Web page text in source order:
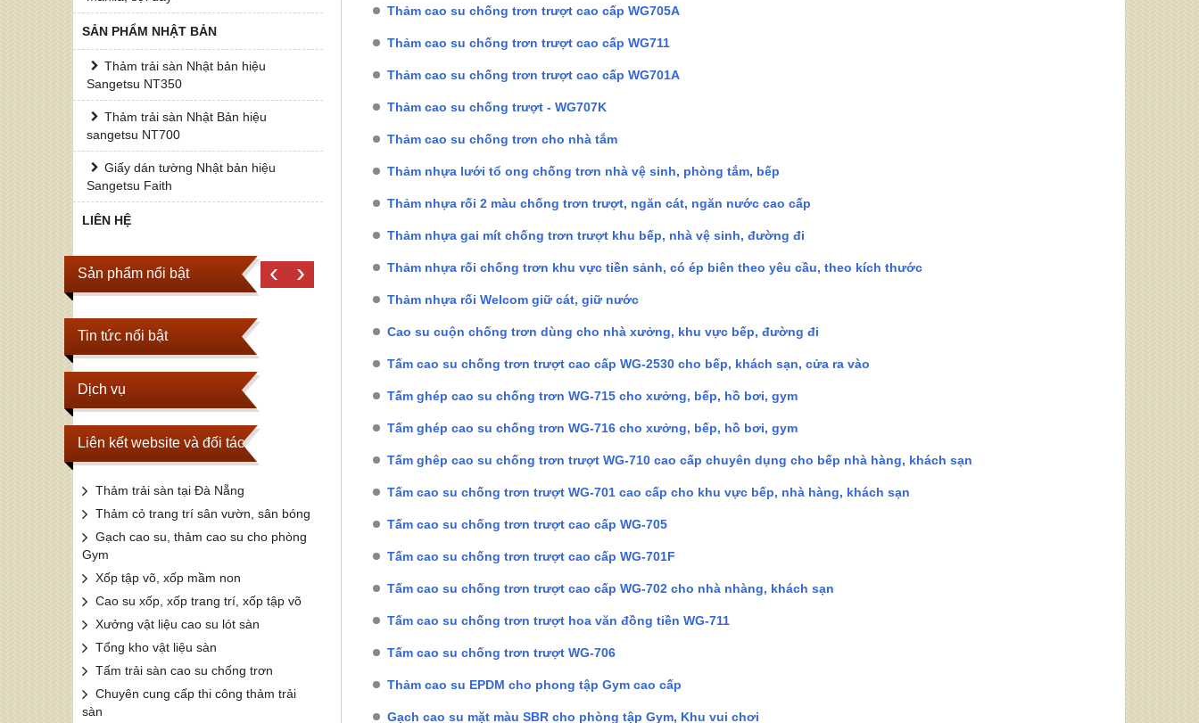
SẢN PHẨM NHẬT BẢN
Thảm trải sàn Nhật bản hiệu
Sangetsu NT350
Thảm trải sàn Nhật Bản hiệu
sangetsu NT700
Giấy dán tường Nhật bản hiệu
Sangetsu Faith
LIÊN HỆ
Sản phẩm nổi bật ‹ ›
Tin tức nổi bật
Dịch vụ
Liên kết website và đối tác
Thảm trải sàn tại Đà Nẵng
Thảm cỏ trang trí sân vườn, sân bóng
Gạch cao su, thảm cao su cho phòng
Gym
Xốp tập võ, xốp mầm non
Cao su xốp, xốp trang trí, xốp tập võ
Xưởng vật liệu cao su lót sàn
Tổng kho vật liệu sàn
Tấm trải sàn cao su chống trơn
Chuyên cung cấp thi công thảm trải
sàn
Thảm cao su chống trơn trượt cao cấp WG705A
Thảm cao su chống trơn trượt cao cấp WG711
Thảm cao su chống trơn trượt cao cấp WG701A
Thảm cao su chống trượt - WG707K
Thảm cao su chống trơn cho nhà tắm
Thảm nhựa lưới tổ ong chống trơn nhà vệ sinh, phòng tắm, bếp
Thảm nhựa rối 2 màu chống trơn trượt, ngăn cát, ngăn nước cao cấp
Thảm nhựa gai mít chống trơn trượt khu bếp, nhà vệ sinh, đường đi
Thảm nhựa rối chống trơn khu vực tiền sảnh, có ép biên theo yêu cầu, theo kích thước
Thảm nhựa rối Welcom giữ cát, giữ nước
Cao su cuộn chống trơn dùng cho nhà xưởng, khu vực bếp, đường đi
Tấm cao su chống trơn trượt cao cấp WG-2530 cho bếp, khách sạn, cửa ra vào
Tấm ghép cao su chống trơn WG-715 cho xưởng, bếp, hồ bơi, gym
Tấm ghép cao su chống trơn WG-716 cho xưởng, bếp, hồ bơi, gym
Tấm ghêp cao su chống trơn trượt WG-710 cao cấp chuyên dụng cho bếp nhà hàng, khách sạn
Tấm cao su chống trơn trượt WG-701 cao cấp cho khu vực bếp, nhà hàng, khách sạn
Tấm cao su chống trơn trượt cao cấp WG-705
Tấm cao su chống trơn trượt cao cấp WG-701F
Tấm cao su chống trơn trượt cao cấp WG-702 cho nhà nhàng, khách sạn
Tấm cao su chống trơn trượt hoa văn đồng tiền WG-711
Tấm cao su chống trơn trượt WG-706
Thảm cao su EPDM cho phong tập Gym cao cấp
Gạch cao su mặt màu SBR cho phòng tập Gym, Khu vui chơi